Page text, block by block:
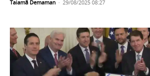
Taiamã Demaman - 29/08/2025 08:27